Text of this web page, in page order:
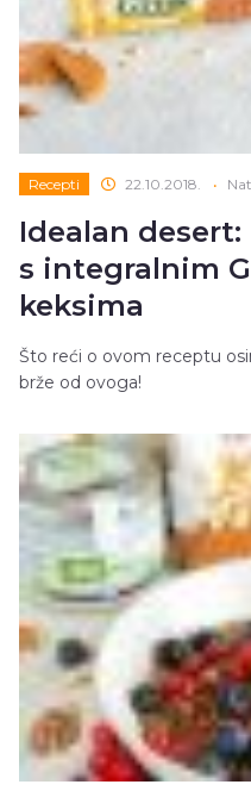
Recepti 22.10.2018. •
Idealan
s integralnim
keksima
Što reći o ovom receptu
brže od ovoga!